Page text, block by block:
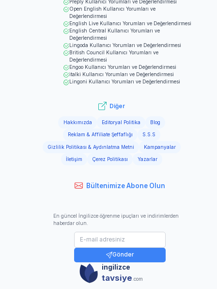
Preply Kullanıcı Yorumları ve Değerlendirmesi
Open English Kullanıcı Yorumları ve
Değerlendirmesi
English Live Kullanıcı Yorumları ve Değerlendirmesi
English Central Kullanıcı Yorumları ve
Değerlendirmesi
Lingoda Kullanıcı Yorumları ve Değerlendirmesi
British Council
Kullanıcı Yorumları ve
Değerlendirmesi
Engoo Kullanıcı Yorumları ve Değerlendirmesi
italki Kullanıcı Yorumları ve Değerlendirmesi
Lingoni Kullanıcı Yorumları ve Değerlendirmesi
Diğer
Hakkımızda Editoryal Politika Blog
Reklam & Affiliate Şeffaflığı S.S.S
Gizlilik Politikası & Aydınlatma Metni Kampanyalar
İletişim Çerez Politikası Yazarlar
Bültenimize Abone Olun
En güncel İngilizce öğrenme ipuçları ve indirimlerden
haberdar olun.
Gönder
ingilizce
tavsiye .com